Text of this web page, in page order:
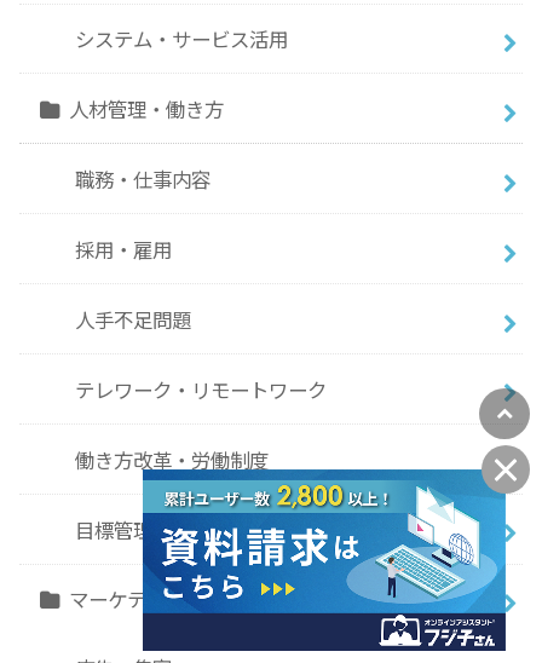
システム・サービス活用
人材管理・働き方
職務・仕事内容
採用・雇用
人手不足問題
テレワーク・リモートワーク
働き方改革・労働制度
目標管理
マーケティング